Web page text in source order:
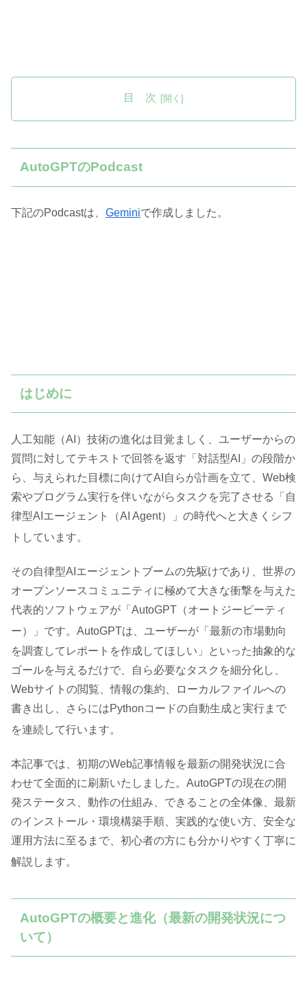
目 次
AutoGPTのPodcast
下記のPodcastは、 Geminiで作成しました。
はじめに
人工知能（AI）技術の進化は目覚ましく、ユーザーからの
質問に対してテキストで回答を返す「対話型AI」の段階か
ら、与えられた目標に向けてAI自らが計画を立て、Web検
索やプログラム実行を伴いながらタスクを完了させる「自
律型AIエージェント（AI Agent）」の時代へと大きくシフ
トしています。
その自律型AIエージェントブームの先駆けであり、世界の
オープンソースコミュニティに極めて大きな衝撃を与えた
代表的ソフトウェアが「AutoGPT（オートジーピーティ
ー）」です。AutoGPTは、ユーザーが「最新の市場動向
を調査してレポートを作成してほしい」といった抽象的な
ゴールを与えるだけで、自ら必要なタスクを細分化し、
Webサイトの閲覧、情報の集約、ローカルファイルへの
書き出し、さらにはPythonコードの自動生成と実行まで
を連続して行います。
本記事では、初期のWeb記事情報を最新の開発状況に合
わせて全面的に刷新いたしました。AutoGPTの現在の開
発ステータス、動作の仕組み、できることの全体像、最新
のインストール・環境構築手順、実践的な使い方、安全な
運用方法に至るまで、初心者の方にも分かりやすく丁寧に
解説します。
AutoGPTの概要と進化（最新の開発状況につ
いて）